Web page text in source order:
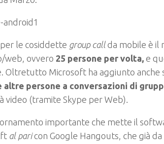
le cosiddette group callda mobile è il
web, ovvero 25 persone per volta, e
Oltretutto Microsoft ha aggiunto anche
altre persone a conversazioni di
video (tramite Skype per Web).
importante che mette il
al paricon Google Hangouts, che già